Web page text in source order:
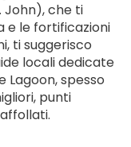
John), che ti
e le fortificazioni
ti suggerisco
locali dedicate
Lagoon, spesso
punti